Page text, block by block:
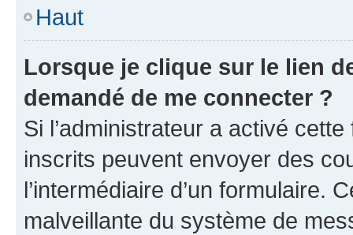
Haut
Lorsque je clique sur le lien
demandé de me connecter ?
Si l’administrateur a activé
inscrits peuvent envoyer des
l’intermédiaire d’un formulaire.
malveillante du système de